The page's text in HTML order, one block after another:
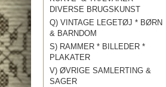
DIVERSE BRUGSKUNST
Q) VINTAGE LEGETØJ * BØRN
& BARNDOM
S) RAMMER * BILLEDER *
PLAKATER
V) ØVRIGE SAMLERTING &
SAGER